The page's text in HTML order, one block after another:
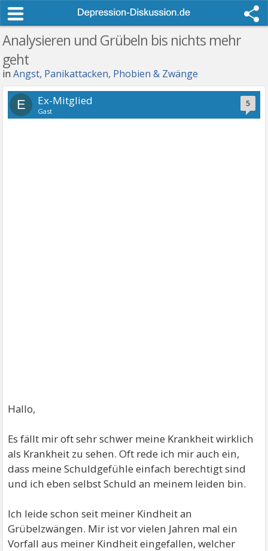
Analysieren und Grübeln bis nichts mehr
geht
inAngst, Panikattacken, Phobien & Zwänge
5
E Ex-Mitglied
Gast
Hallo,
Es fällt mir oft sehr schwer meine Krankheit wirklich
als Krankheit zu sehen. Oft rede ich mir auch ein,
dass meine Schuldgefühle einfach berechtigt sind
und ich eben selbst Schuld an meinem leiden bin.
Ich leide schon seit meiner Kindheit an
Grübelzwängen. Mir ist vor vielen Jahren mal ein
Vorfall aus meiner Kindheit eingefallen, welcher